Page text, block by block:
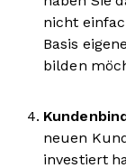
nicht
Basis
bilden
neuen
investiert